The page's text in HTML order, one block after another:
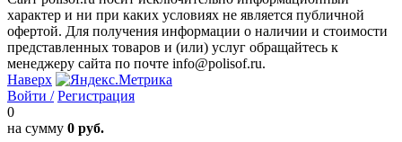
характер и ни при каких условиях не является публичной
офертой. Для получения информации о наличии и стоимости
представленных товаров и (или) услуг обращайтесь к
менеджеру сайта по почте info@polisof.ru.
Наверх
Войти / Регистрация
0
на сумму 0 руб.